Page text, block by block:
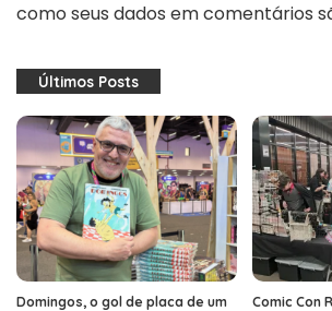
como seus dados em comentários
Últimos Posts
Domingos, o gol de placa de um
Comic Con